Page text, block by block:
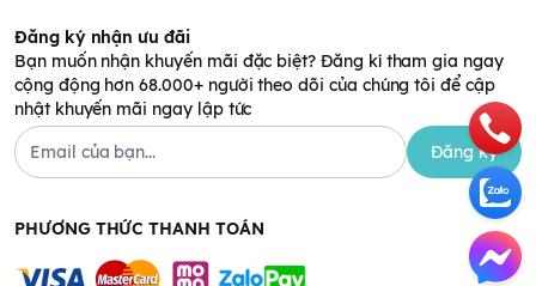
Đăng ký nhận ưu đãi
Bạn muốn nhận khuyến mãi đặc biệt? Đăng kí tham gia ngay
cộng động hơn 68.000+ người theo dõi của chúng tôi để cập
nhật khuyến mãi ngay lập tức
Đăng ký
PHƯƠNG THỨC THANH TOÁN